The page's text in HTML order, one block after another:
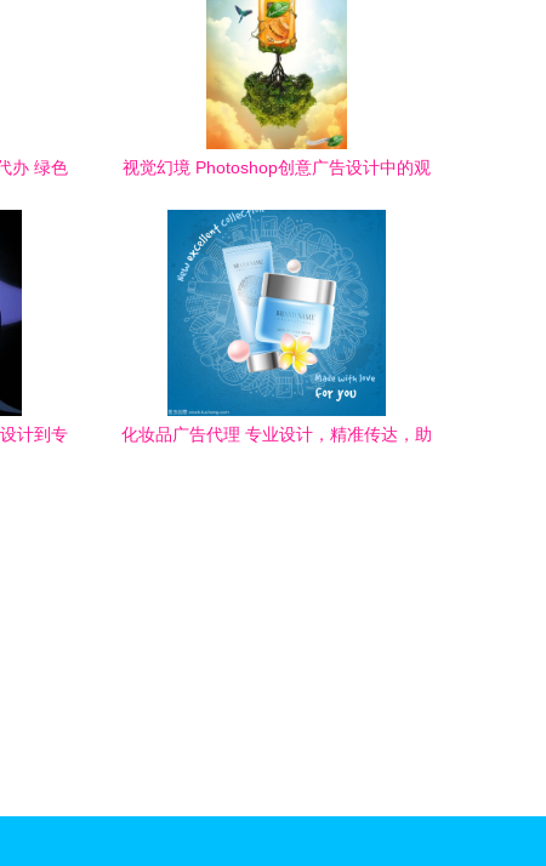
办 绿色
视觉幻境 Photoshop创意广告设计中的观
计到专
化妆品广告代理 专业设计，精准传达，助